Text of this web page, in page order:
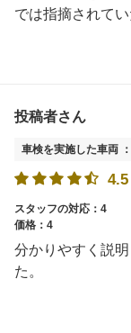
では指摘されて
投稿者さん
車検を実施した車両
4.5
スタッフの対応：4
価格：4
分かりやすく説
た。